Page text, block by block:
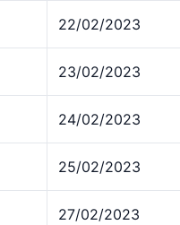
22/02/2023
23/02/2023
24/02/2023
25/02/2023
27/02/2023